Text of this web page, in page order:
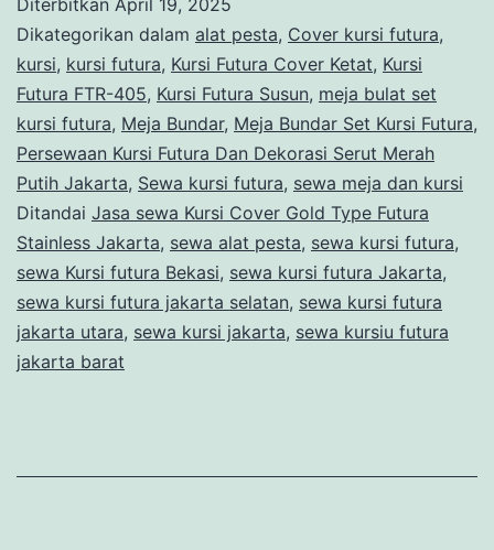
Cover
Gold
Type
Futura
Stainless
Jakarta
Dikategorikan dalam alat pesta, Cover kursi futura,
kursi, kursi futura, Kursi Futura Cover Ketat, Kursi
Futura FTR-405, Kursi Futura Susun, meja bulat set
kursi futura, Meja Bundar, Meja Bundar Set Kursi Futura,
Persewaan Kursi Futura Dan Dekorasi Serut Merah
Putih Jakarta, Sewa kursi futura, sewa meja dan kursi
Ditandai Jasa sewa Kursi Cover Gold Type Futura
Stainless Jakarta, sewa alat pesta, sewa kursi futura,
sewa Kursi futura Bekasi, sewa kursi futura Jakarta,
sewa kursi futura jakarta selatan, sewa kursi futura
jakarta utara, sewa kursi jakarta, sewa kursiu futura
jakarta barat